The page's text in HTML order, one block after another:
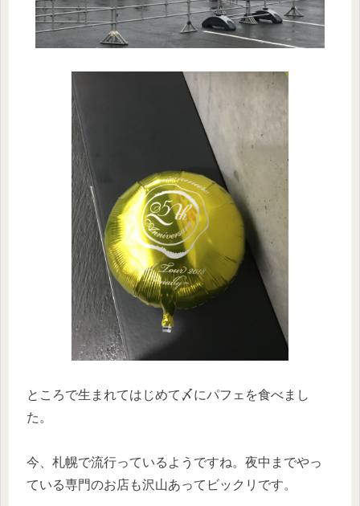
ところで生まれてはじめて〆にパフェを食べまし
た。
今、札幌で流行っているようですね。夜中までやっ
ている専門のお店も沢山あってビックリです。